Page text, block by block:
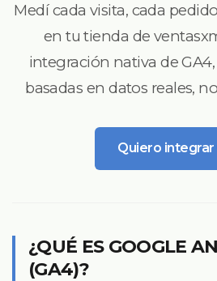
Medí cada visita, cada
en tu tienda de
integración nativa de
basadas en datos reales,
Quiero integrar
¿QUÉ ES GOOGLE
(GA4)?